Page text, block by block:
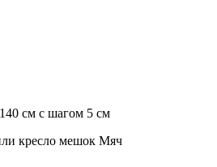
см с шагом 5 см
кресло мешок Мяч